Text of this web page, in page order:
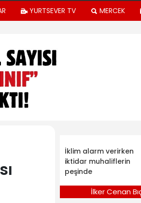
YURTSEVER TV MERCEK
İklim alarm verirken
iktidar muhaliflerin
peşinde
İlker Cenan